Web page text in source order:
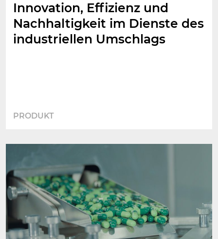
Innovation, Effizienz und
Nachhaltigkeit im Dienste des
industriellen Umschlags
PRODUKT